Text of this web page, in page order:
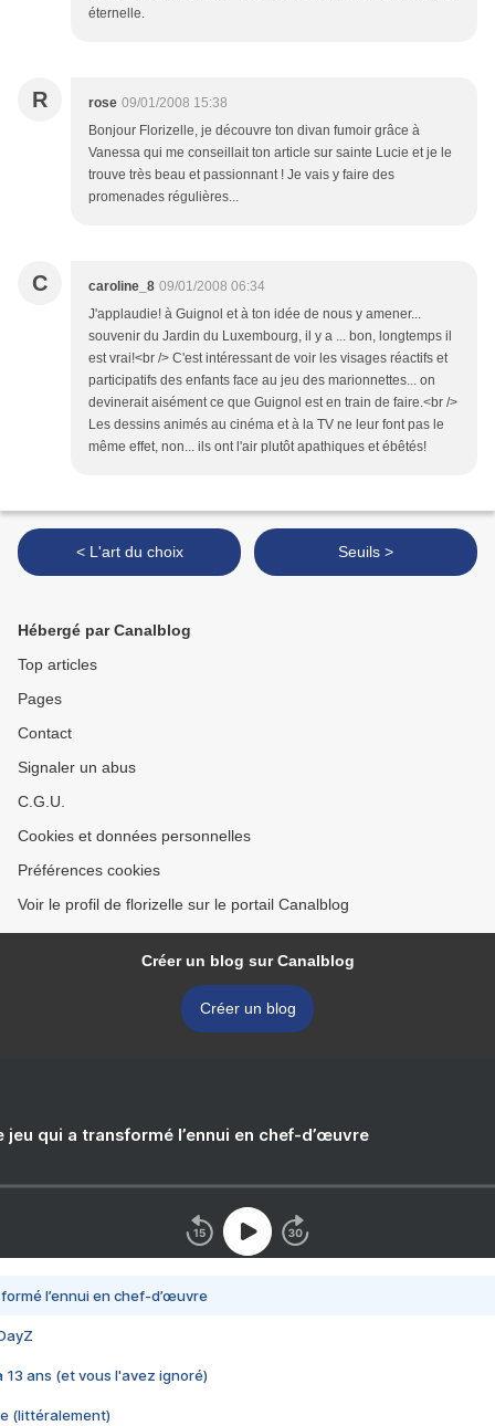
éternelle.
R rose 09/01/2008 15:38
Bonjour Florizelle, je découvre ton divan fumoir grâce à
Vanessa qui me conseillait ton article sur sainte Lucie et je le
trouve très beau et passionnant ! Je vais y faire des
promenades régulières...
C caroline_8 09/01/2008 06:34
J'applaudie! à Guignol et à ton idée de nous y amener...
souvenir du Jardin du Luxembourg, il y a ... bon, longtemps il
est vrai!<br /> C'est intéressant de voir les visages réactifs et
participatifs des enfants face au jeu des marionnettes... on
devinerait aisément ce que Guignol est en train de faire.<br />
Les dessins animés au cinéma et à la TV ne leur font pas le
même effet, non... ils ont l'air plutôt apathiques et ébêtés!
< L'art du choix Seuils >
Hébergé par Canalblog
Top articles
Pages
Contact
Signaler un abus
C.G.U.
Cookies et données personnelles
Préférences cookies
Voir le profil de florizelle sur le portail Canalblog
Créer un blog sur Canalblog
Créer un blog
jeu qui a transformé l’ennui en chef-d’œuvre
l’ennui en chef-d’œuvre
13 ans (et vous l'avez ignoré)
(littéralement)